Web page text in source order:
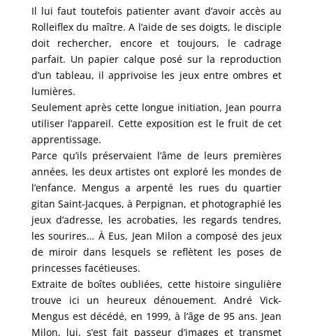
Il lui faut toutefois patienter avant d’avoir accès au
Rolleiflex du maître. A l’aide de ses doigts, le disciple
doit rechercher, encore et toujours, le cadrage
parfait. Un papier calque posé sur la reproduction
d’un tableau, il apprivoise les jeux entre ombres et
lumières.
Seulement après cette longue initiation, Jean pourra
utiliser l’appareil. Cette exposition est le fruit de cet
apprentissage.
Parce qu’ils préservaient l’âme de leurs premières
années, les deux artistes ont exploré les mondes de
l’enfance. Mengus a arpenté les rues du quartier
gitan Saint-Jacques, à Perpignan, et photographié les
jeux d’adresse, les acrobaties, les regards tendres,
les sourires… À Eus, Jean Milon a composé des jeux
de miroir dans lesquels se reflètent les poses de
princesses facétieuses.
Extraite de boîtes oubliées, cette histoire singulière
trouve ici un heureux dénouement. André Vick-
Mengus est décédé, en 1999, à l’âge de 95 ans. Jean
Milon, lui, s’est fait passeur d’images et transmet